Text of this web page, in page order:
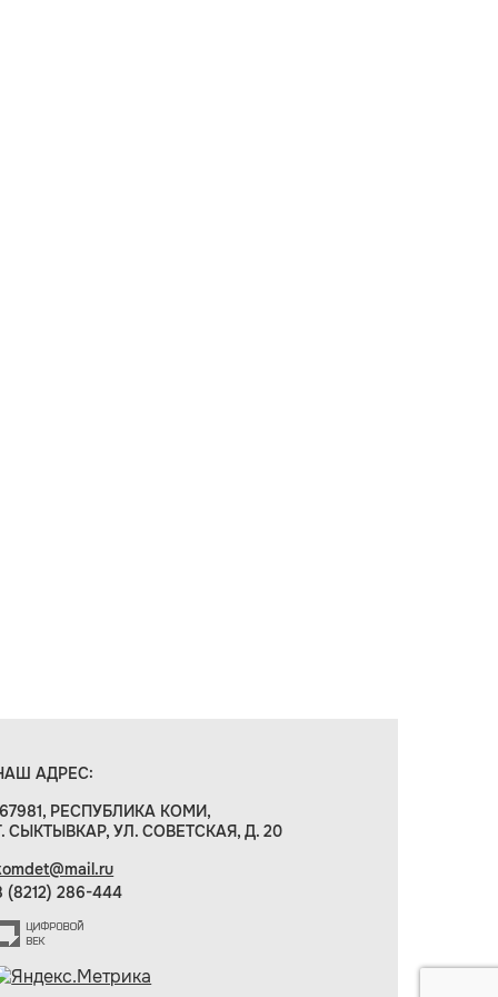
АДРЕС:
РЕСПУБЛИКА КОМИ,
СЫКТЫВКАР, УЛ. СОВЕТСКАЯ, Д. 20
(8212) 286-444